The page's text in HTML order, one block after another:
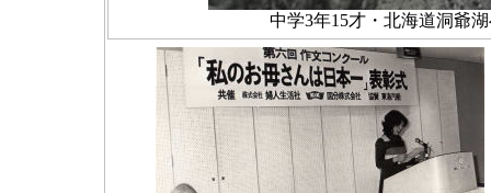
中学3年15才・北海道洞爺